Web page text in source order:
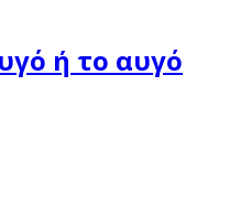
ή το αυγό